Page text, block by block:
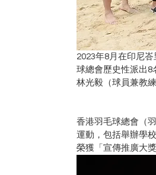
2023年8月在印尼
球總會歷史性派出8
林光毅（球員兼教
香港羽毛球總會（
運動，包括舉辦學
榮獲「宣傳推廣大